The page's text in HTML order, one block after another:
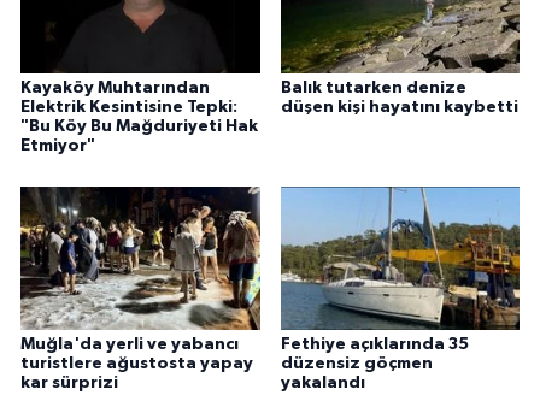
Kayaköy Muhtarından
Elektrik Kesintisine Tepki:
"Bu Köy Bu Mağduriyeti Hak
Etmiyor"
Balık tutarken denize
düşen kişi hayatını kaybetti
Muğla'da yerli ve yabancı
turistlere ağustosta yapay
kar sürprizi
Fethiye açıklarında 35
düzensiz göçmen
yakalandı